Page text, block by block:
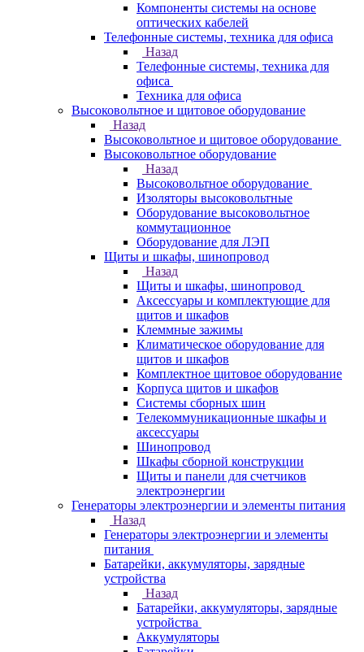
Компоненты системы на основе
оптических кабелей
Телефонные системы, техника для офиса
Назад
Телефонные системы, техника для
офиса
Техника для офиса
Высоковольтное и щитовое оборудование
Назад
Высоковольтное и щитовое оборудование
Высоковольтное оборудование
Назад
Высоковольтное оборудование
Изоляторы высоковольтные
Оборудование высоковольтное
коммутационное
Оборудование для ЛЭП
Щиты и шкафы, шинопровод
Назад
Щиты и шкафы, шинопровод
Аксессуары и комплектующие для
щитов и шкафов
Клеммные зажимы
Климатическое оборудование для
щитов и шкафов
Комплектное щитовое оборудование
Корпуса щитов и шкафов
Системы сборных шин
Телекоммуникационные шкафы и
аксессуары
Шинопровод
Шкафы сборной конструкции
Щиты и панели для счетчиков
электроэнергии
Генераторы электроэнергии и элементы питания
Назад
Генераторы электроэнергии и элементы
питания
Батарейки, аккумуляторы, зарядные
устройства
Назад
Батарейки, аккумуляторы, зарядные
устройства
Аккумуляторы